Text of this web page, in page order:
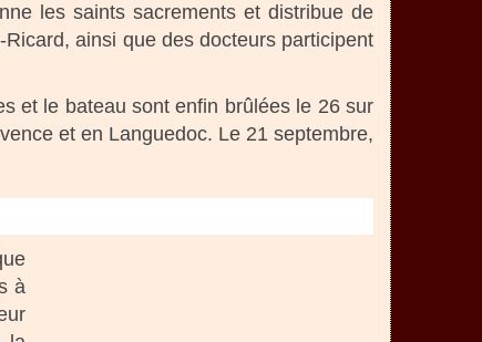
les saints sacrements et distribue de
ainsi que des docteurs participent
et le bateau sont enfin brûlées le 26 sur
et en Languedoc. Le 21 septembre,
à